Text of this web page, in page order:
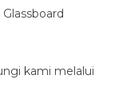
Glassboard
kami melalui